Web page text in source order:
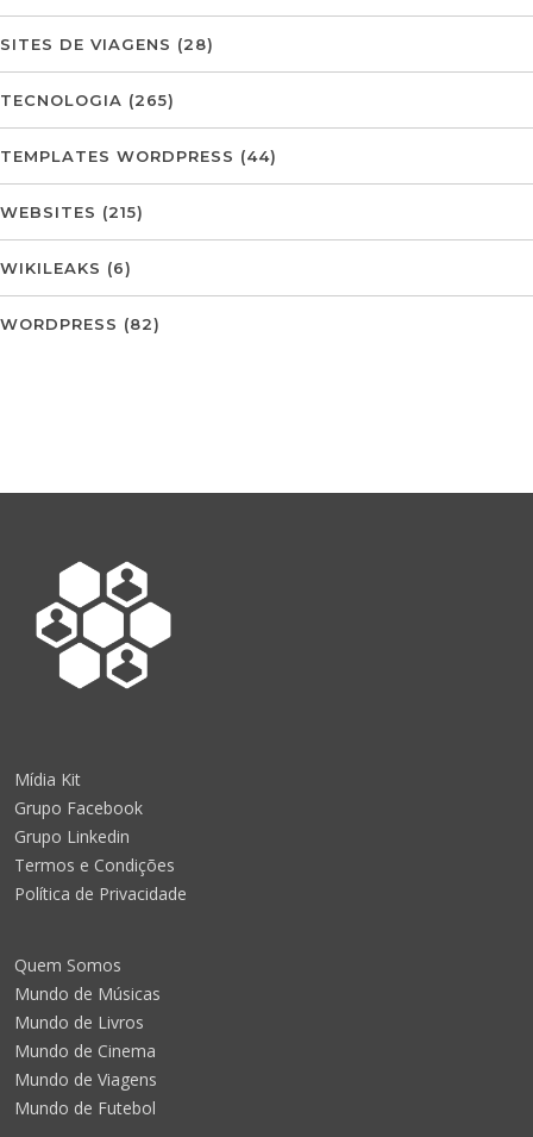
SITES DE VIAGENS (28)
TECNOLOGIA (265)
TEMPLATES WORDPRESS (44)
WEBSITES (215)
WIKILEAKS (6)
WORDPRESS (82)
Mídia Kit
Grupo Facebook
Grupo Linkedin
Termos e Condições
Política de Privacidade
Quem Somos
Mundo de Músicas
Mundo de Livros
Mundo de Cinema
Mundo de Viagens
Mundo de Futebol